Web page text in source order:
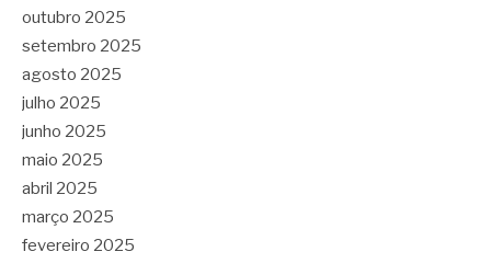
outubro 2025
setembro 2025
agosto 2025
julho 2025
junho 2025
maio 2025
abril 2025
março 2025
fevereiro 2025